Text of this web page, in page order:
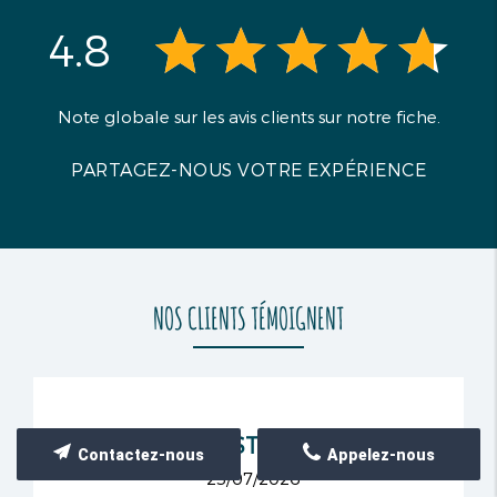
dans les paysages qui ont fait la célébrité de
Paul Cézanne.
4.8
Note globale sur les avis clients sur notre fiche.
PARTAGEZ-NOUS VOTRE EXPÉRIENCE
NOS CLIENTS TÉMOIGNENT
DAVID CHRISTINE 22/07/26
23/07/2026
Appelez-nous
Contactez-nous